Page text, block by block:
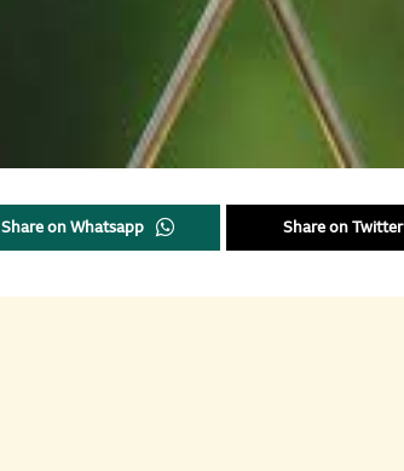
Share on Twitter
Share on Whatsapp